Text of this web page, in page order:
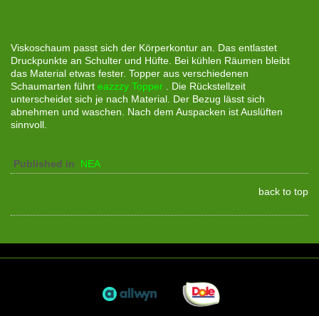
Viskoschaum passt sich der Körperkontur an. Das entlastet
Druckpunkte an Schulter und Hüfte. Bei kühlen Räumen bleibt
das Material etwas fester. Topper aus verschiedenen
Schaumarten führt eazzzy Topper . Die Rückstellzeit
unterscheidet sich je nach Material. Der Bezug lässt sich
abnehmen und waschen. Nach dem Auspacken ist Auslüften
sinnvoll.
Published in ΝΕΑ
back to top